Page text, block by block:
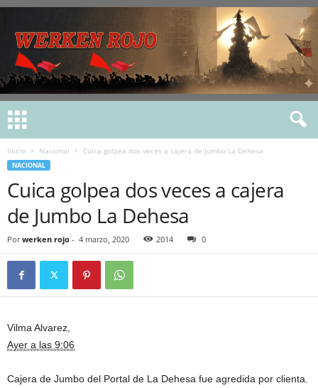
Inicio Nacional Cuica golpea dos veces a cajera de Jumbo La Dehesa
NACIONAL
Cuica golpea dos veces a cajera
de Jumbo La Dehesa
Por werken rojo - 4 marzo, 2020 2014 0
Vilma Alvarez,
Ayer a las 9:06
Cajera de Jumbo del Portal de La Dehesa fue agredida por clienta.